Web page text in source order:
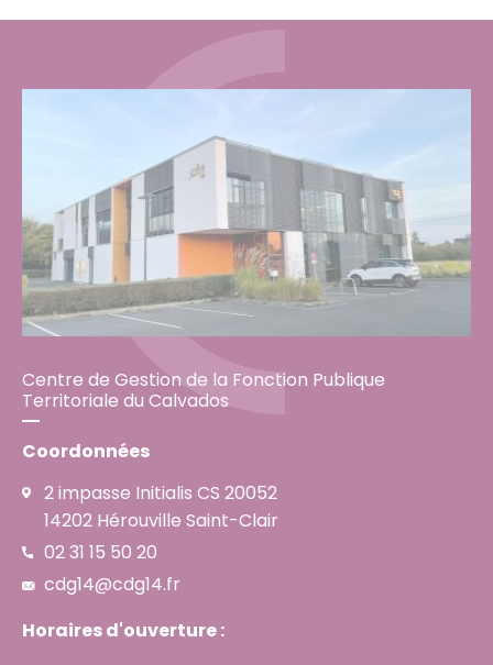
Centre de Gestion de la Fonction Publique
Territoriale du Calvados
Coordonnées
2 impasse Initialis CS 20052
14202 Hérouville Saint-Clair
02 31 15 50 20
cdg14@cdg14.fr
Horaires d'ouverture :